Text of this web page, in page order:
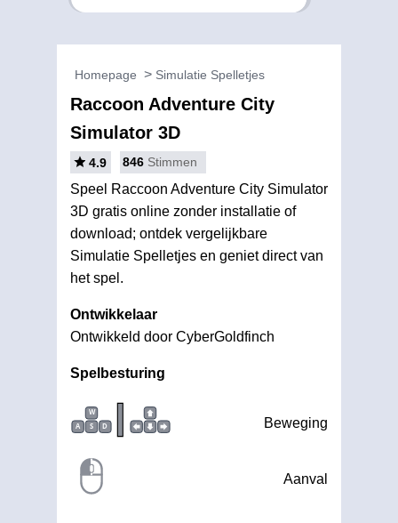
Homepage Simulatie Spelletjes
Raccoon Adventure City
Simulator 3D
4.9 846 Stimmen
Speel Raccoon Adventure City Simulator
3D gratis online zonder installatie of
download; ontdek vergelijkbare
Simulatie Spelletjes en geniet direct van
het spel.
Ontwikkelaar
Ontwikkeld door CyberGoldfinch
Spelbesturing
W
A
S D | Beweging
Aanval